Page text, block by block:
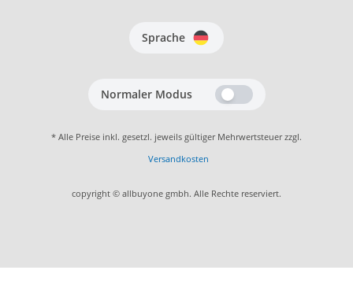
Sprache
Normaler Modus
* Alle Preise inkl. gesetzl. jeweils gültiger Mehrwertsteuer zzgl.
Versandkosten
copyright © allbuyone gmbh. Alle Rechte reserviert.